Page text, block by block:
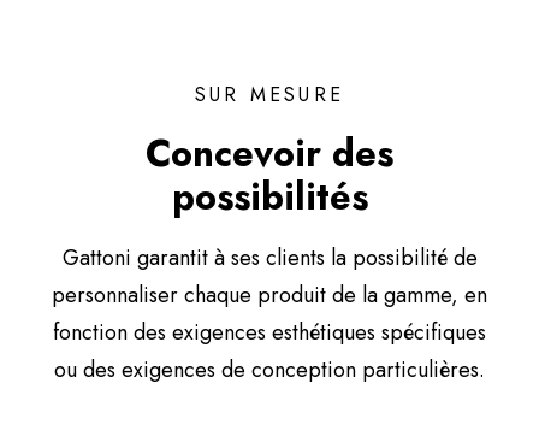
SUR MESURE
Concevoir des
possibilités
Gattoni garantit à ses clients la possibilité de
personnaliser chaque produit de la gamme, en
fonction des exigences esthétiques spécifiques
ou des exigences de conception particulières.